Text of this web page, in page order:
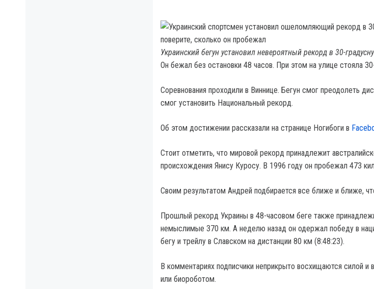
Украинский бегун установил невероятный рекорд в 30-
Он бежал без остановки 48 часов. При этом на улице стояла
Соревнования проходили в Виннице. Бегун смог преодолеть
смог установить Национальный рекорд.
Об этом достижении рассказали на странице Ногибоги в
Стоит отметить, что мировой рекорд принадлежит
происхождения Янису Куросу. В 1996 году он пробежал 473
Своим результатом Андрей подбирается все ближе и ближе,
Прошлый рекорд Украины в 48-часовом беге также
немыслимые 370 км. А неделю назад он одержал победу в
бегу и трейлу в Славском на дистанции 80 км (8:48:23).
В комментариях подписчики неприкрыто восхищаются силой и
или биороботом.